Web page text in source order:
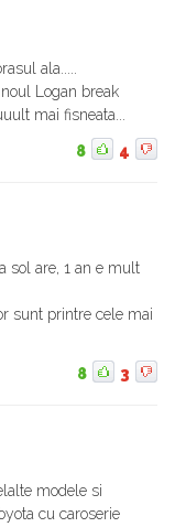
ala.....
Logan break
mai fisneata...
8 4
sol are, 1 an e mult
sunt printre cele mai
8 3
modele si
cu caroserie